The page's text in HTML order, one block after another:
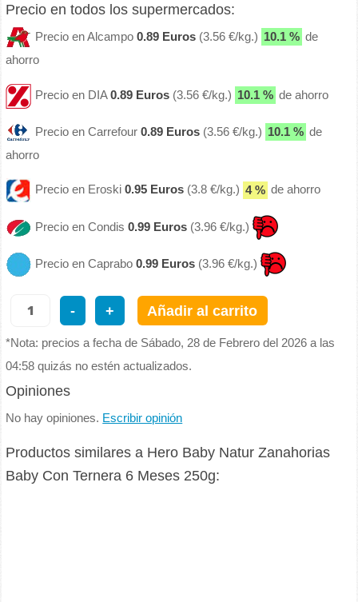
Precio en todos los supermercados:
Precio en Alcampo0.89 Euros (3.56 €/kg.) 10.1 % de
ahorro
Precio en DIA0.89 Euros (3.56 €/kg.) 10.1 % de ahorro
Precio en Carrefour0.89 Euros (3.56 €/kg.) 10.1 % de
ahorro
Precio en Eroski0.95 Euros (3.8 €/kg.) 4 % de ahorro
Precio en Condis0.99 Euros (3.96 €/kg.)
Precio en Caprabo0.99 Euros (3.96 €/kg.)
- + Añadir al carrito
*Nota: precios a fecha de Sábado, 28 de Febrero del 2026 a las
04:58 quizás no estén actualizados.
Opiniones
No hay opiniones. Escribir opinión
Productos similares a Hero Baby Natur Zanahorias
Baby Con Ternera 6 Meses 250g: